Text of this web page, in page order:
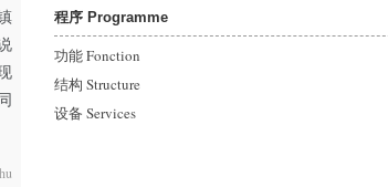
程序 Programme
功能 Fonction
结构 Structure
设备 Services